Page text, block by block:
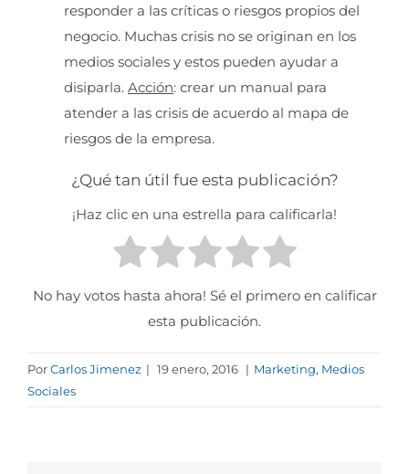
responder a las críticas o riesgos propios del
negocio. Muchas crisis no se originan en los
medios sociales y estos pueden ayudar a
disiparla. Acción: crear un manual para
atender a las crisis de acuerdo al mapa de
riesgos de la empresa.
¿Qué tan útil fue esta publicación?
¡Haz clic en una estrella para calificarla!
No hay votos hasta ahora! Sé el primero en calificar
esta publicación.
PorCarlos Jimenez | 19 enero, 2016 | Marketing, Medios
Sociales